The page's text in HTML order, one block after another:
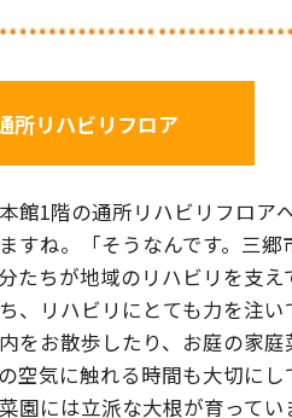
所リハビリフロア
館1階の通所リハビリフロア
すね。「そうなんです。三郷
たちが地域のリハビリを支
、リハビリにとても力を注
をお散歩したり、お庭の家
空気に触れる時間も大切に
園には立派な大根が育ってい